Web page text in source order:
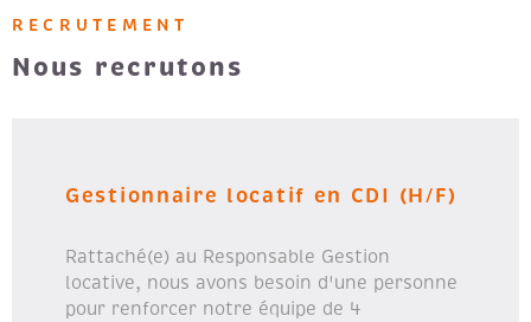
RECRUTEMENT
Nous recrutons
Gestionnaire locatif en CDI (H/F)
Rattaché(e) au Responsable Gestion
locative, nous avons besoin d'une personne
pour renforcer notre équipe de 4